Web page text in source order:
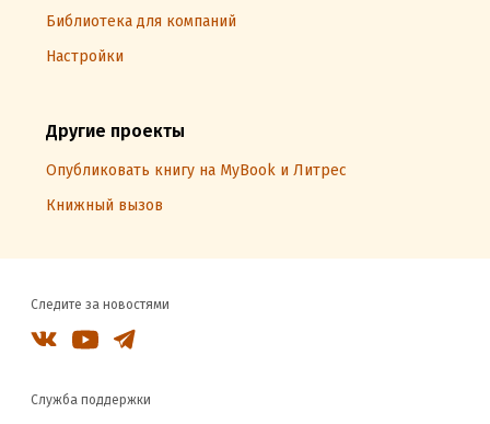
Библиотека для компаний
Настройки
Другие проекты
Опубликовать книгу на MyBook и Литрес
Книжный вызов
Следите за новостями
Служба поддержки